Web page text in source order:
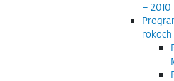
– 2010
rokoch